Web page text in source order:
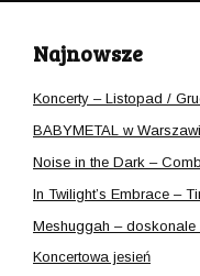
Najnowsze
Koncerty – Listopad /
BABYMETAL w
Noise in the Dark –
In Twilight’s Embrace –
Meshuggah –
Koncertowa jesień